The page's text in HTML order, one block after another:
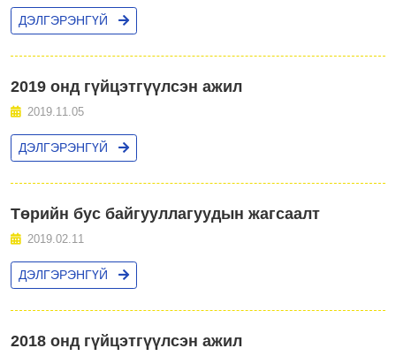
ДЭЛГЭРЭНГҮЙ
2019 онд гүйцэтгүүлсэн ажил
2019.11.05
ДЭЛГЭРЭНГҮЙ
Төрийн бус байгууллагуудын жагсаалт
2019.02.11
ДЭЛГЭРЭНГҮЙ
2018 онд гүйцэтгүүлсэн ажил